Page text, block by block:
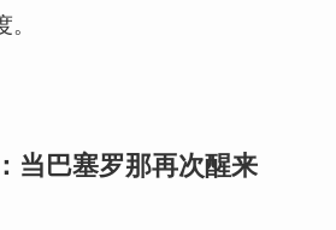
当巴塞罗那再次醒来